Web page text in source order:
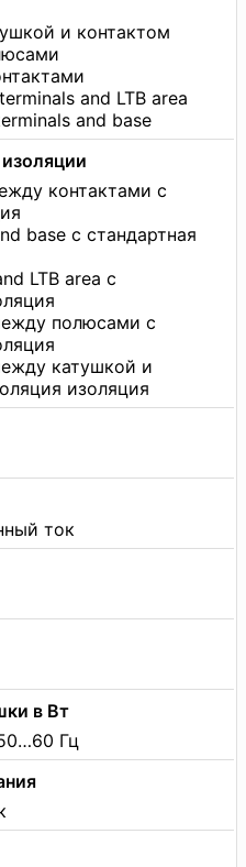
и контактом
and LTB area
and base
контактами с
base с стандартная
LTB area с
полюсами с
катушкой и
изоляция
ток
в Вт
Гц